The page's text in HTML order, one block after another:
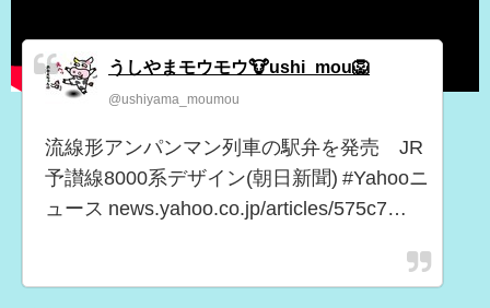
うしやまモウモウ🐮ushi_mou🦁
@ushiyama_moumou
流線形アンパンマン列車の駅弁を発売 JR
予讃線8000系デザイン(朝日新聞) #Yahooニ
ュース news.yahoo.co.jp/articles/575c7…